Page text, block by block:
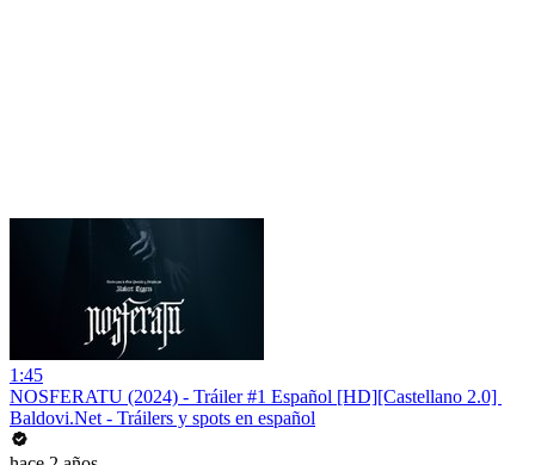
1:45
NOSFERATU (2024) - Tráiler #1 Español [HD][Castellano 2.0] ️
Baldovi.Net - Tráilers y spots en español